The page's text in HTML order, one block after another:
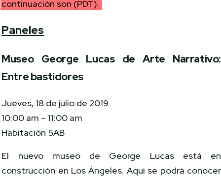
continuación son (PDT).
Paneles
Museo George Lucas de Arte Narrativo:
Entre bastidores
Jueves, 18 de julio de 2019
10:00 am – 11:00 am
Habitación 5AB
El nuevo museo de George Lucas está en
construcción en Los Ángeles. Aquí se podrá conocer